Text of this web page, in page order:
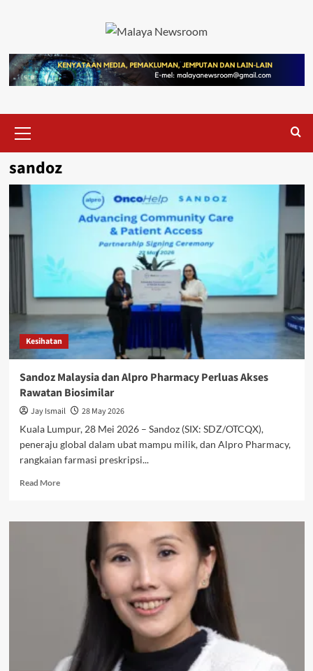
sandoz
Kesihatan
Sandoz Malaysia dan Alpro Pharmacy Perluas Akses
Rawatan Biosimilar
Jay Ismail
28 May 2026
Kuala Lumpur, 28 Mei 2026 – Sandoz (SIX: SDZ/OTCQX),
peneraju global dalam ubat mampu milik, dan Alpro Pharmacy,
rangkaian farmasi preskripsi...
Read More